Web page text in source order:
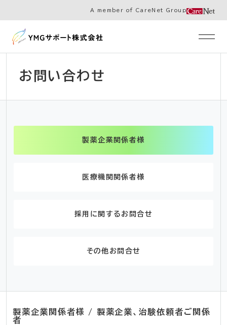
A member of CareNet Group
お問い合わせ
製薬企業関係者様
医療機関関係者様
採用に関するお問合せ
その他お問合せ
製薬企業関係者様 / 製薬企業、治験依頼者ご関係
者